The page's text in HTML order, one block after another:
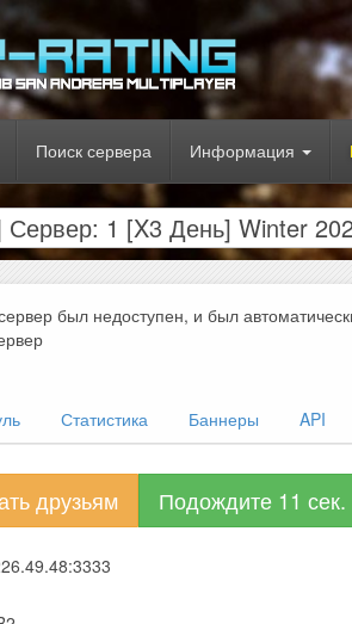
Поиск сервера Информация
Сервер: 1 [X3 День] Winter
был недоступен, и был
Статистика Баннеры API
друзьям Подождите 10 сек.